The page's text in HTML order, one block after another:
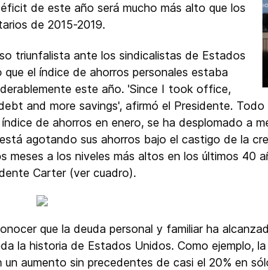
de este año será mucho más alto que los
de 2015-2019.
triunfalista ante los sindicalistas de Estados
que el índice de ahorros personales estaba
este año. 'Since I took office,
and more savings', afirmó el Presidente.
de ahorros en enero, se ha desplomado a
agotando sus ahorros bajo el castigo de la
meses a los niveles más altos en los últimos 40
Carter (ver cuadro).
que la deuda personal y familiar ha
la historia de Estados Unidos. Como ejemplo,
aumento sin precedentes de casi el 20% en